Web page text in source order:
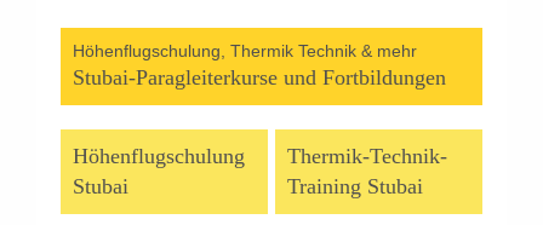
Höhenflugschulung, Thermik Technik & mehr
Stubai-Paragleiterkurse und Fortbildungen
Höhenflugschulung
Stubai
Thermik-Technik-
Training Stubai